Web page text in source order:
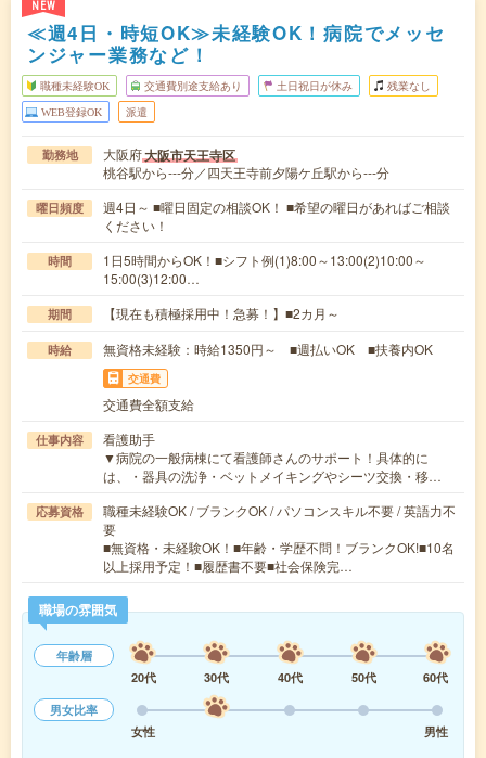
NEW
≪週4日・時短OK≫未経験OK！病院でメッセ
ンジャー業務など！
職種未経験OK 交通費別途支給あり 土日祝日が休み 残業なし
WEB登録OK 派遣
勤務地 大阪府大阪市天王寺区
桃谷駅から---分／四天王寺前夕陽ケ丘駅から---分
曜日頻度
週4日～ ■曜日固定の相談OK！ ■希望の曜日があればご相談
ください！
時間
1日5時間からOK！■シフト例(1)8:00～13:00(2)10:00～
15:00(3)12:00…
期間 【現在も積極採用中！急募！】■2カ月～
時給 無資格未経験：時給1350円～ ■週払いOK ■扶養内OK
交通費
交通費全額支給
仕事内容
看護助手
▼病院の一般病棟にて看護師さんのサポート！具体的に
は、・器具の洗浄・ベットメイキングやシーツ交換・移…
応募資格
職種未経験OK / ブランクOK / パソコンスキル不要 / 英語力不
要
■無資格・未経験OK！■年齢・学歴不問！ブランクOK!■10名
以上採用予定！■履歴書不要■社会保険完…
職場の雰囲気
年齢層
20代
30代 40代 50代
60代
男女比率
女性
男性